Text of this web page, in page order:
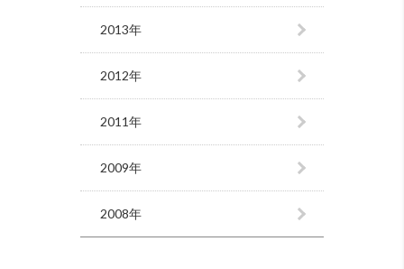
2013年
2012年
2011年
2009年
2008年